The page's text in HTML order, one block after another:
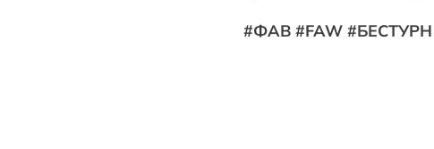
#ФАВ #FAW #БЕСТУРН